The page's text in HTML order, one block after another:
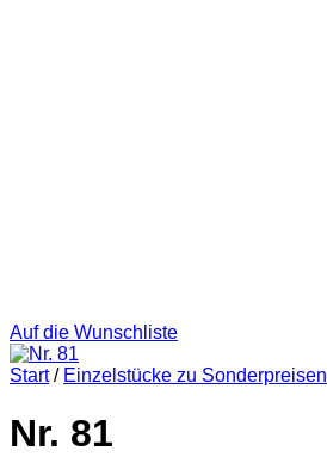
Auf die Wunschliste
Start / Einzelstücke zu Sonderpreisen
Nr. 81